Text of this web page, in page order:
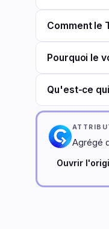
Comment le
Pourquoi le
Qu'est-ce
Agrégé
Ouvrir